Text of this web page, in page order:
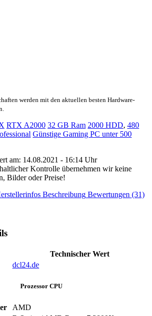
werden mit den aktuellen besten Hardware-
RTX A2000 32 GB Ram 2000 HDD, 480
Günstige Gaming PC unter 500
am: 14.08.2021 - 16:14 Uhr
Kontrolle übernehmen wir keine
Bilder oder Preise!
Beschreibung Bewertungen (31)
Technischer Wert
dcl24.de
Prozessor CPU
AMD